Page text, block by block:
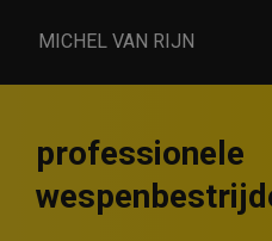
MICHEL VAN RIJN
professionele